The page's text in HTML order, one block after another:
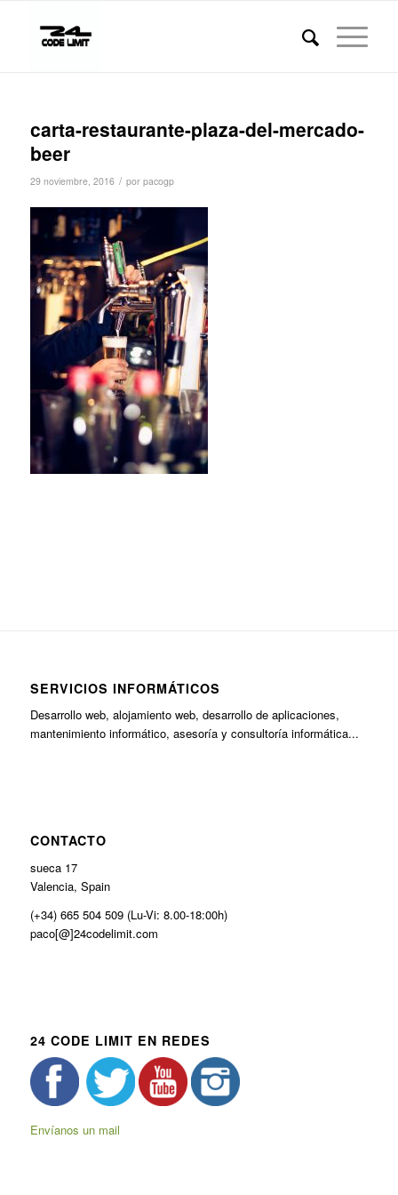
carta-restaurante-plaza-del-mercado-
beer
29 noviembre, 2016 / por pacogp
SERVICIOS INFORMÁTICOS
Desarrollo web, alojamiento web, desarrollo de aplicaciones,
mantenimiento informático, asesoría y consultoría informática...
CONTACTO
sueca 17
Valencia, Spain
(+34) 665 504 509 (Lu-Vi: 8.00-18:00h)
paco[@]24codelimit.com
24 CODE LIMIT EN REDES
Envíanos un mail